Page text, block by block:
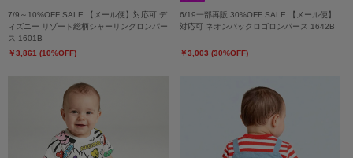
7/9～10%OFF SALE 【メール便】対応可 デ
ィズニー リゾート総柄シャーリングロンパー
ス 1601B
￥3,861 (10%OFF)
6/19一部再販 30%OFF SALE 【メール便】
対応可 ネオンバックロゴロンパース 1642B
￥3,003 (30%OFF)